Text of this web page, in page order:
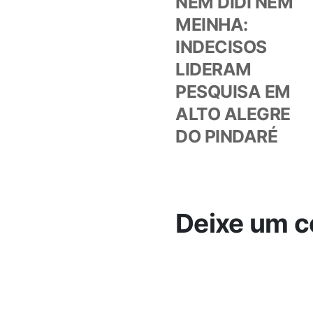
MEINHA:
INDECISOS
LIDERAM
PESQUISA EM
ALTO ALEGRE
DO PINDARÉ
Deixe um